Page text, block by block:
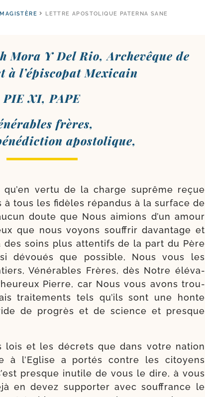
MAGISTÈRE LETTRE APOSTOLIQUE PATERNA SANE
Mora Y Del Rio, Archevêque de
à l’é­pis­co­pat Mexicain
PIE XI, PAPE
frères,
apostolique,
ver­tu de la charge suprême reçue
à tous les fidèles répan­dus à la sur­face de
doute que Nous aimions d’un amour
que nous voyons souf­frir davan­tage et
des soins plus atten­tifs de la part du Père
dévoués que pos­sible, Nous vous les
Vénérables Frères, dès Notre élé­va­
Pierre, car Nous vous avons trou­
trai­tements tels qu’ils sont une honte
de pro­grès et de science et presque
lois et les décrets que dans votre nation
à l’Eglise a por­tés contre les citoyens
presque inutile de vous le dire, à vous
en devez sup­por­ter avec souf­france le